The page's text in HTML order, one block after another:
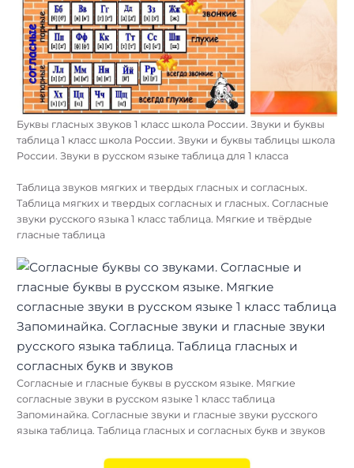
Буквы гласных звуков 1 класс школа России. Звуки и буквы
таблица 1 класс школа России. Звуки и буквы таблицы школа
России. Звуки в русском языке таблица для 1 класса
Таблица звуков мягких и твердых гласных и согласных.
Таблица мягких и твердых согласных и гласных. Согласные
звуки русского языка 1 класс таблица. Мягкие и твёрдые
гласные таблица
Согласные и гласные буквы в русском языке. Мягкие
согласные звуки в русском языке 1 класс таблица
Запоминайка. Согласные звуки и гласные звуки русского
языка таблица. Таблица гласных и согласных букв и звуков